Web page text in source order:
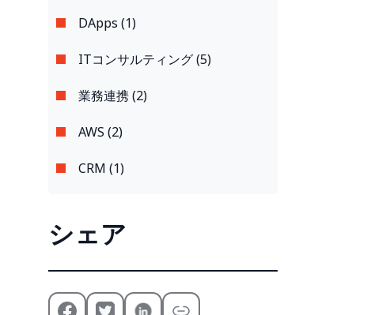
DApps (1)
ITコンサルティング (5)
業務連携 (2)
AWS (2)
CRM (1)
シェア